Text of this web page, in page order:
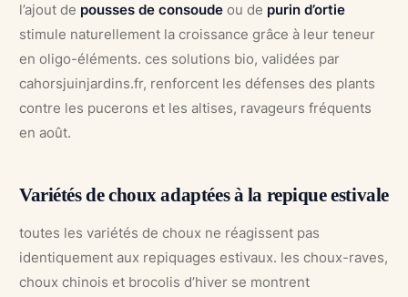
l’ajout de pousses de consoude ou de purin d’ortie
stimule naturellement la croissance grâce à leur teneur
en oligo-éléments. ces solutions bio, validées par
cahorsjuinjardins.fr, renforcent les défenses des plants
contre les pucerons et les altises, ravageurs fréquents
en août.
Variétés de choux adaptées à la repique estivale
toutes les variétés de choux ne réagissent pas
identiquement aux repiquages estivaux. les choux-raves,
choux chinois et brocolis d’hiver se montrent